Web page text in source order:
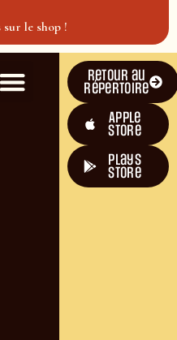
le shop !
Retour au
répertoire
Apple
Store
plays
store